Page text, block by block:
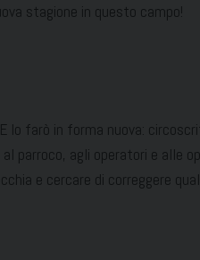
stagione in questo campo!
lo farò in forma nuova:
parroco, agli operatori e alle
e cercare di correggere